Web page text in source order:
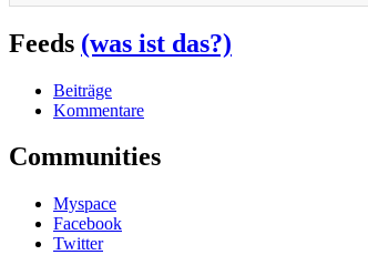
Feeds (was ist das?)
Beiträge
Kommentare
Communities
Myspace
Facebook
Twitter